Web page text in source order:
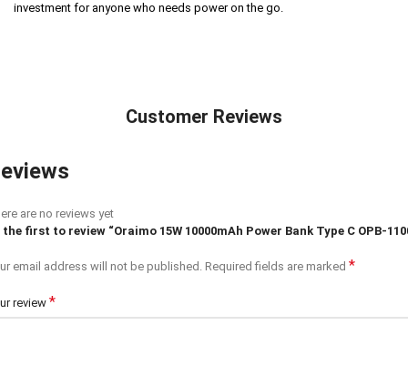
investment for anyone who needs power on the go.
Customer Reviews
are no reviews yet
the first to review “Oraimo 15W 10000mAh Power Bank Type C OPB-
email address will not be published. Required fields are marked *
review *